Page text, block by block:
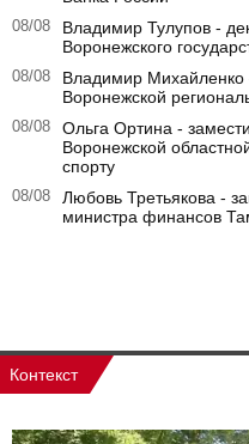
08/08
Владимир Тулупов -
Воронежского
08/08
Владимир Михайленко
Воронежской
08/08
Ольга Ортина -
Воронежской
спорту
08/08
Любовь Третьякова -
министра финансов
Контекст